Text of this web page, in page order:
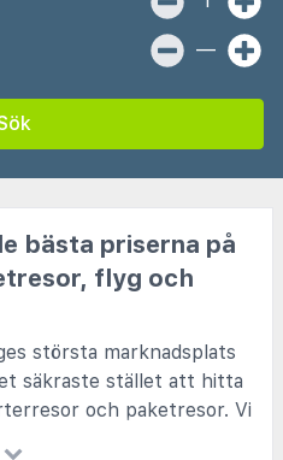
—
bästa priserna på
flyg och
största marknadsplats
säkraste stället att hitta
och paketresor. Vi